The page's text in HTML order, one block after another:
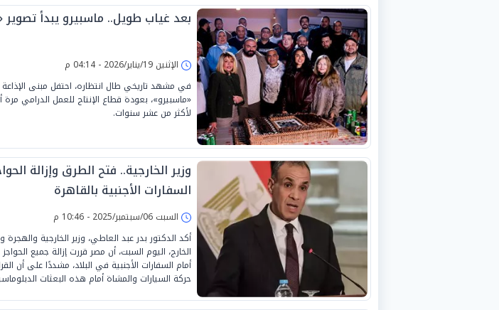
بعد غياب طويل.. ماسبيرو يبدأ
الإثنين 19/يناير/2026 - 04:14 م
في مشهد تاريخي طال انتظاره، احتفل مبنى الإذاعة
«ماسبيرو»، بعودة قطاع الإنتاج للعمل الدرامي
لأكثر من عشر سنوات.
وزير الخارجية.. فتح الطرق وإزالة
السفارات الأجنبية بالقاهرة
السبت 06/سبتمبر/2025 - 10:46 م
أكد الدكتور بدر عبد العاطي، وزير الخارجية
الخارج، اليوم السبت، أن مصر قررت إزالة جميع
أمام السفارات الأجنبية في البلاد، مشددًا على أن
حركة السيارات والمشاة أمام هذه البعثات